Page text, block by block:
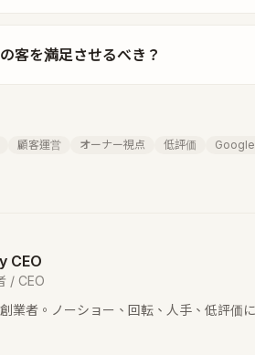
客を満足させるべき？
顧客運営 オーナー視点 低評価
CEO
/ CEO
業者。ノーショー、回転、人手、低評価